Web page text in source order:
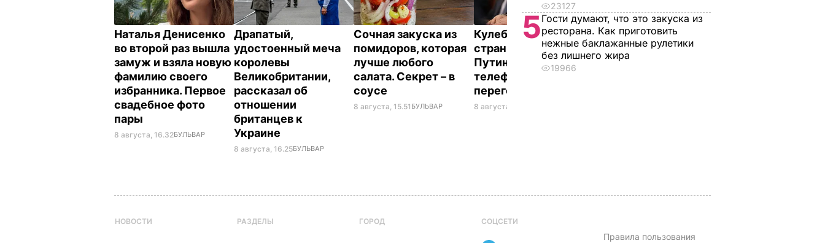
Наталья Денисенко
во второй раз вышла
замуж и взяла новую
фамилию своего
избранника. Первое
свадебное фото
пары
8 августа, 16.32БУЛЬВАР
Драпатый,
удостоенный меча
королевы
Великобритании,
рассказал об
отношении
британцев к
Украине
8 августа, 16.25БУЛЬВАР
Сочная закуска из
помидоров, которая
лучше любого
салата. Секрет – в
соусе
8 августа, 15.51 БУЛЬВАР
Кулеба рассказал о
странной манере
Путина вести
телефонные
переговоры
8 августа, 10.25
Кулеба объяснил,
почему Трамп на
самом деле
23127
5Гости думают, что это закуска из
ресторана. Как приготовить
нежные баклажанные рулетики
без лишнего жира
19966
НОВОСТИ РАЗДЕЛЫ ГОРОД СОЦСЕТИ
Правила пользования